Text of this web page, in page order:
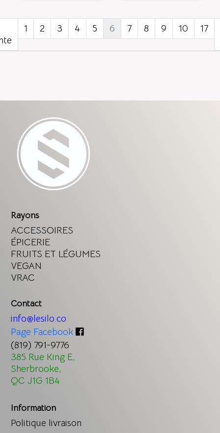
1 2 3 4 5 6 7 8 9 10 17
Rayons
ACCESSOIRES
ÉPICERIE
FRUITS ET LÉGUMES
VEGAN
VRAC
Contact
info@lesilo.co
Page Facebook
(819) 791-9776
385 Rue King E,
Sherbrooke,
QC J1G 1B4
Information
Politique livraison